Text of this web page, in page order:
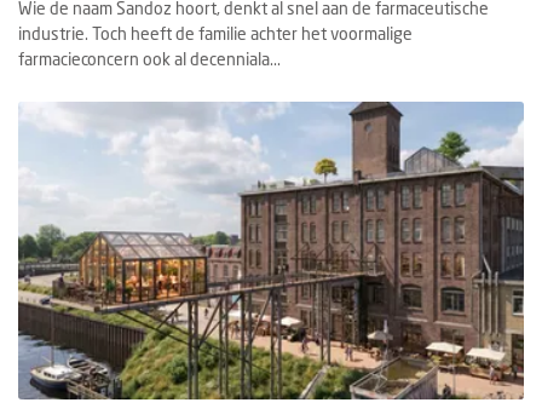
Wie de naam Sandoz hoort, denkt al snel aan de farmaceutische
industrie. Toch heeft de familie achter het voormalige
farmacieconcern ook al decenniala...